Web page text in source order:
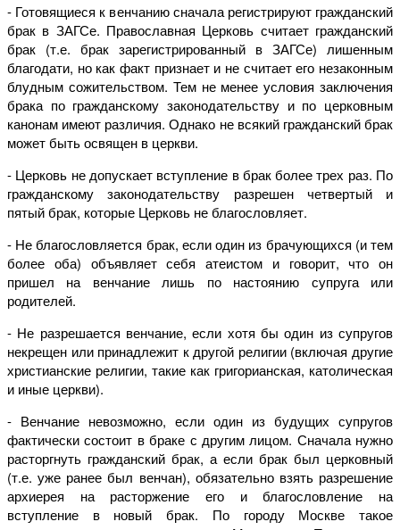
- Готовящиеся к венчанию сначала регистрируют гражданский
брак в ЗАГСе. Православная Церковь считает гражданский
брак (т.е. брак зарегистрированный в ЗАГСе) лишенным
благодати, но как факт признает и не считает его незаконным
блудным сожительством. Тем не менее условия заключения
брака по гражданскому законодательству и по церковным
канонам имеют различия. Однако не всякий гражданский брак
может быть освящен в церкви.
- Церковь не допускает вступление в брак более трех раз. По
гражданскому законодательству разрешен четвертый и
пятый брак, которые Церковь не благословляет.
- Не благословляется брак, если один из брачующихся (и тем
более оба) объявляет себя атеистом и говорит, что он
пришел на венчание лишь по настоянию супруга или
родителей.
- Не разрешается венчание, если хотя бы один из супругов
некрещен или принадлежит к другой религии (включая другие
христианские религии, такие как григорианская, католическая
и иные церкви).
- Венчание невозможно, если один из будущих супругов
фактически состоит в браке с другим лицом. Сначала нужно
расторгнуть гражданский брак, а если брак был церковный
(т.е. уже ранее был венчан), обязательно взять разрешение
архиерея на расторжение его и благословление на
вступление в новый брак. По городу Москве такое